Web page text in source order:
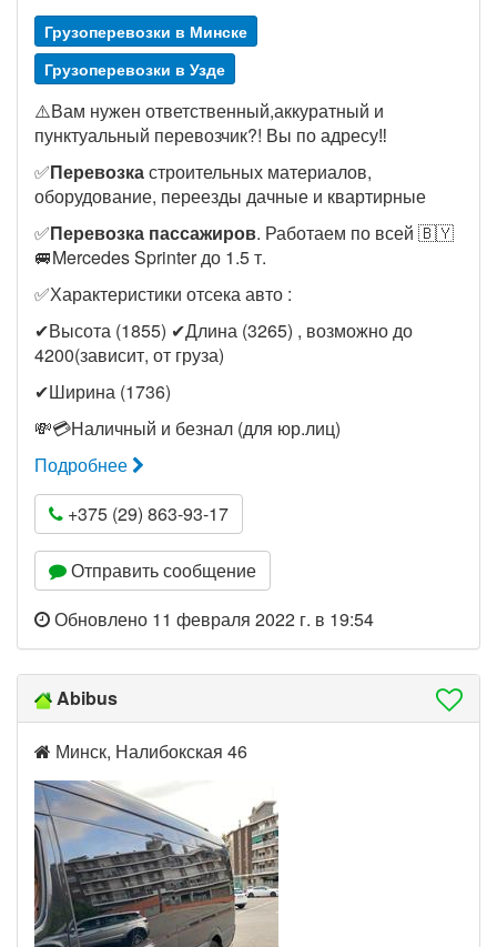
Грузоперевозки в Минске
Грузоперевозки в Узде
⚠️Вам нужен ответственный,аккуратный и
пунктуальный перевозчик?! Вы по адресу‼️
✅Перевозкастроительных материалов,
оборудование, переезды дачные и квартирные
✅Перевозка пассажиров. Работаем по всей 🇧🇾
🚐Mercedes Sprinter до 1.5 т.
✅Характеристики отсека авто :
✔Высота (1855) ✔Длина (3265) , возможно до
4200(зависит, от груза)
✔Ширина (1736)
💸💳Наличный и безнал (для юр.лиц)
Подробнее
+375 (29) 863-93-17
Отправить сообщение
Обновлено 11 февраля 2022 г. в 19:54
Abibus
Минск, Налибокская 46